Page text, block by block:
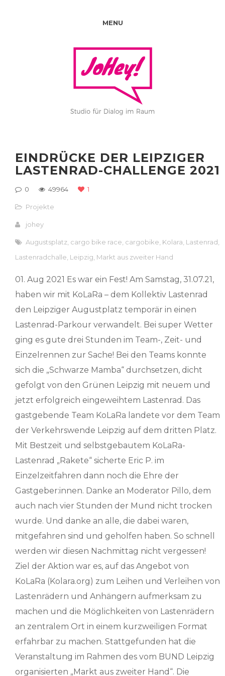
MENU
EINDRÜCKE DER LEIPZIGER
LASTENRAD-CHALLENGE 2021
0 49964 1
Projekte
johey
Augustsplatz cargo bike race cargobike Kolara Lastenrad
Lastenradchalle Leipzig Markt aus zweiter Hand
01. Aug 2021 Es war ein Fest! Am Samstag, 31.07.21,
haben wir mit KoLaRa – dem Kollektiv Lastenrad
den Leipziger Augustplatz temporär in einen
Lastenrad-Parkour verwandelt. Bei super Wetter
ging es gute drei Stunden im Team-, Zeit- und
Einzelrennen zur Sache! Bei den Teams konnte
sich die „Schwarze Mamba“ durchsetzen, dicht
gefolgt von den Grünen Leipzig mit neuem und
jetzt erfolgreich eingeweihtem Lastenrad. Das
gastgebende Team KoLaRa landete vor dem Team
der Verkehrswende Leipzig auf dem dritten Platz.
Mit Bestzeit und selbstgebautem KoLaRa-
Lastenrad „Rakete“ sicherte Eric P. im
Einzelzeitfahren dann noch die Ehre der
Gastgeber:innen. Danke an Moderator Pillo, dem
auch nach vier Stunden der Mund nicht trocken
wurde. Und danke an alle, die dabei waren,
mitgefahren sind und geholfen haben. So schnell
werden wir diesen Nachmittag nicht vergessen!
Ziel der Aktion war es, auf das Angebot von
KoLaRa (Kolara.org) zum Leihen und Verleihen von
Lastenrädern und Anhängern aufmerksam zu
machen und die Möglichkeiten von Lastenrädern
an zentralem Ort in einem kurzweiligen Format
erfahrbar zu machen. Stattgefunden hat die
Veranstaltung im Rahmen des vom BUND Leipzig
organisierten „Markt aus zweiter Hand“. Die